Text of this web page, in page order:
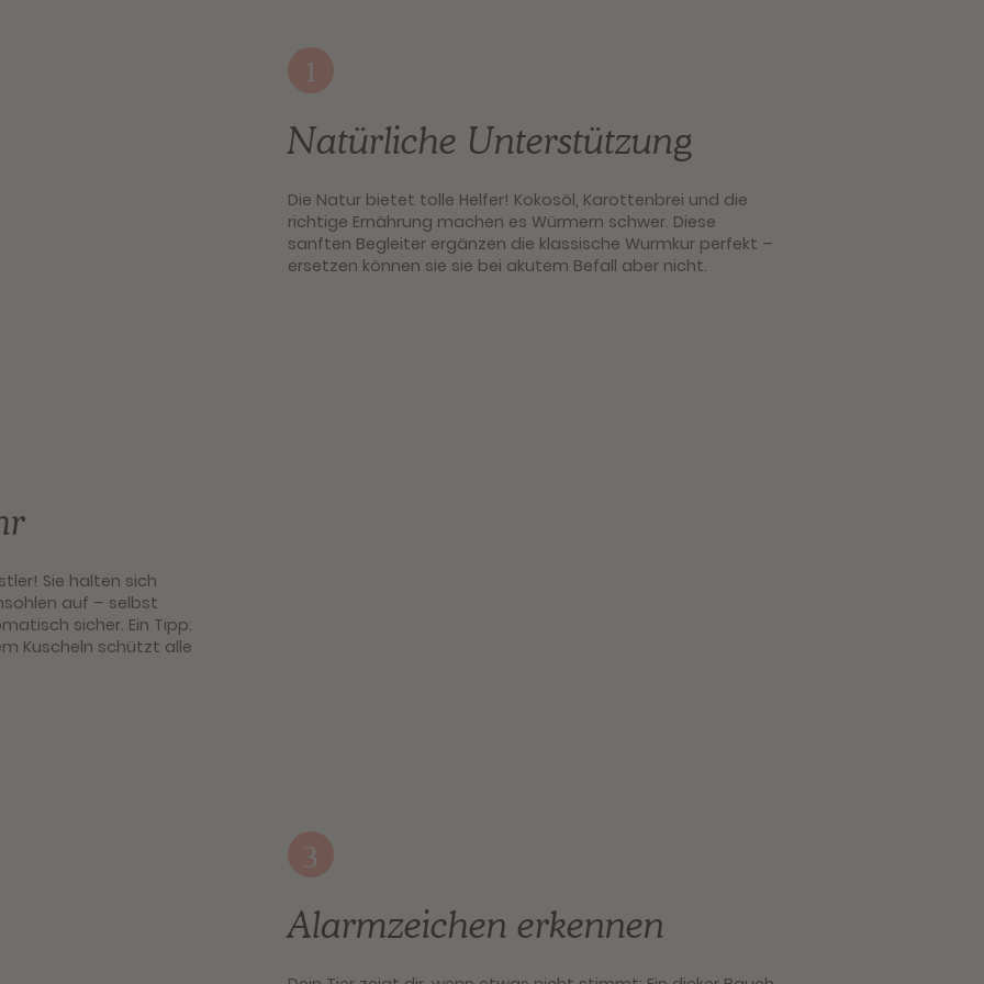
1
Natürliche Unterstützung
Die Natur bietet tolle Helfer! Kokosöl, Karottenbrei und die
richtige Ernährung machen es Würmern schwer. Diese
sanften Begleiter ergänzen die klassische Wurmkur perfekt –
ersetzen können sie sie bei akutem Befall aber nicht.
Sie halten sich
auf – selbst
sicher. Ein Tipp:
Kuscheln schützt alle
3
Alarmzeichen erkennen